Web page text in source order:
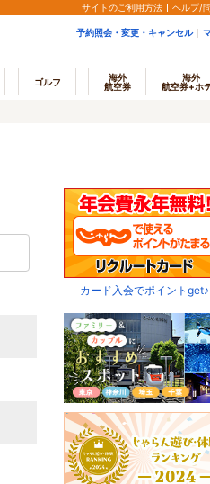
サイトのご利用方法 ヘルプ/
予約照会・変更・キャンセル
ゴルフ
海外
航空券
海外
航空券+ホ
カード入会でポイントget♪